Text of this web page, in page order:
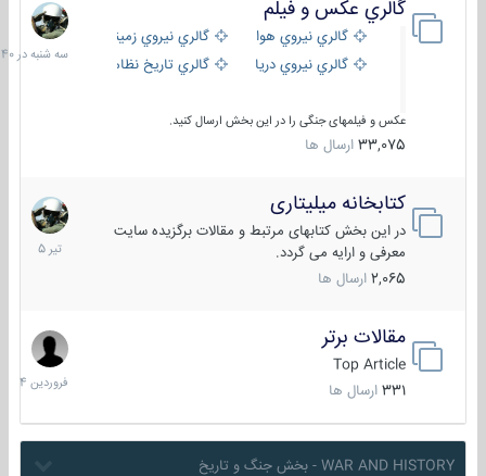
گالري عكس و فيلم
گالري نيروي هوايي
گالري نيروي زميني
گالري نيروي دريايي
گالري تاریخ نظامی
عکس و فیلمهای جنگی را در این بخش ارسال کنید.
33,075 ارسال ها
سه
شنبه
در
کتابخانه میلیتاری
در این بخش کتابهای مرتبط و مقالات برگزیده سایت
معرفی و ارایه می گردد.
2,065 ارسال ها
16
تیر
1405
مقالات برتر
Top Article
331 ارسال ها
29
فروردین
1404
WAR AND HISTORY - بخش جنگ و تاریخ